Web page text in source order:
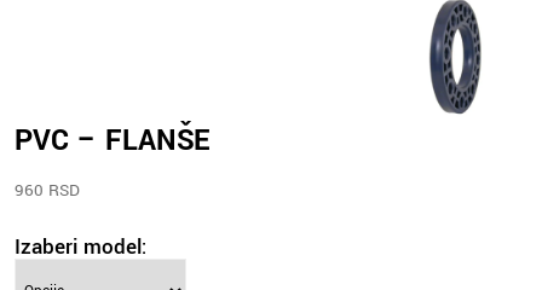
PVC – FLANŠE
960 RSD
Izaberi model: